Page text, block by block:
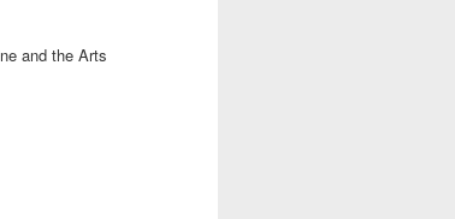
and the Arts